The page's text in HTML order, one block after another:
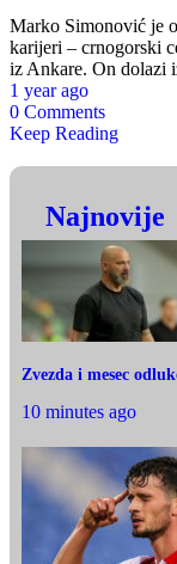
Marko Simonović je
karijeri – crnogorski
iz Ankare. On dolazi
1 year ago
0 Comments
Keep Reading
Najnovije
Zvezda i mesec
10 minutes ago